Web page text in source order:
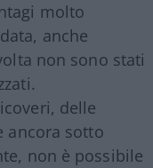
molto
anche
non sono stati
delle
ancora sotto
non è possibile